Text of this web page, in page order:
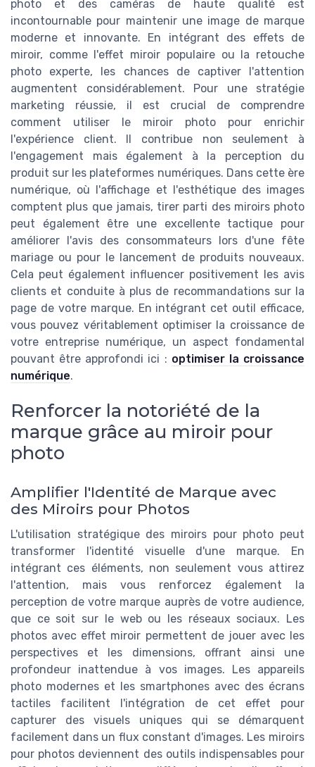
photo et des caméras de haute qualité est
incontournable pour maintenir une image de marque
moderne et innovante. En intégrant des effets de
miroir, comme l'effet miroir populaire ou la retouche
photo experte, les chances de captiver l'attention
augmentent considérablement. Pour une stratégie
marketing réussie, il est crucial de comprendre
comment utiliser le miroir photo pour enrichir
l'expérience client. Il contribue non seulement à
l'engagement mais également à la perception du
produit sur les plateformes numériques. Dans cette ère
numérique, où l'affichage et l'esthétique des images
comptent plus que jamais, tirer parti des miroirs photo
peut également être une excellente tactique pour
améliorer l'avis des consommateurs lors d'une fête
mariage ou pour le lancement de produits nouveaux.
Cela peut également influencer positivement les avis
clients et conduite à plus de recommandations sur la
page de votre marque. En intégrant cet outil efficace,
vous pouvez véritablement optimiser la croissance de
votre entreprise numérique, un aspect fondamental
pouvant être approfondi ici : optimiser la croissance
numérique.
Renforcer la notoriété de la
marque grâce au miroir pour
photo
Amplifier l'Identité de Marque avec
des Miroirs pour Photos
L'utilisation stratégique des miroirs pour photo peut
transformer l'identité visuelle d'une marque. En
intégrant ces éléments, non seulement vous attirez
l'attention, mais vous renforcez également la
perception de votre marque auprès de votre audience,
que ce soit sur le web ou les réseaux sociaux. Les
photos avec effet miroir permettent de jouer avec les
perspectives et les dimensions, offrant ainsi une
profondeur inattendue à vos images. Les appareils
photo modernes et les smartphones avec des écrans
tactiles facilitent l'intégration de cet effet pour
capturer des visuels uniques qui se démarquent
facilement dans un flux constant d'images. Les miroirs
pour photos deviennent des outils indispensables pour